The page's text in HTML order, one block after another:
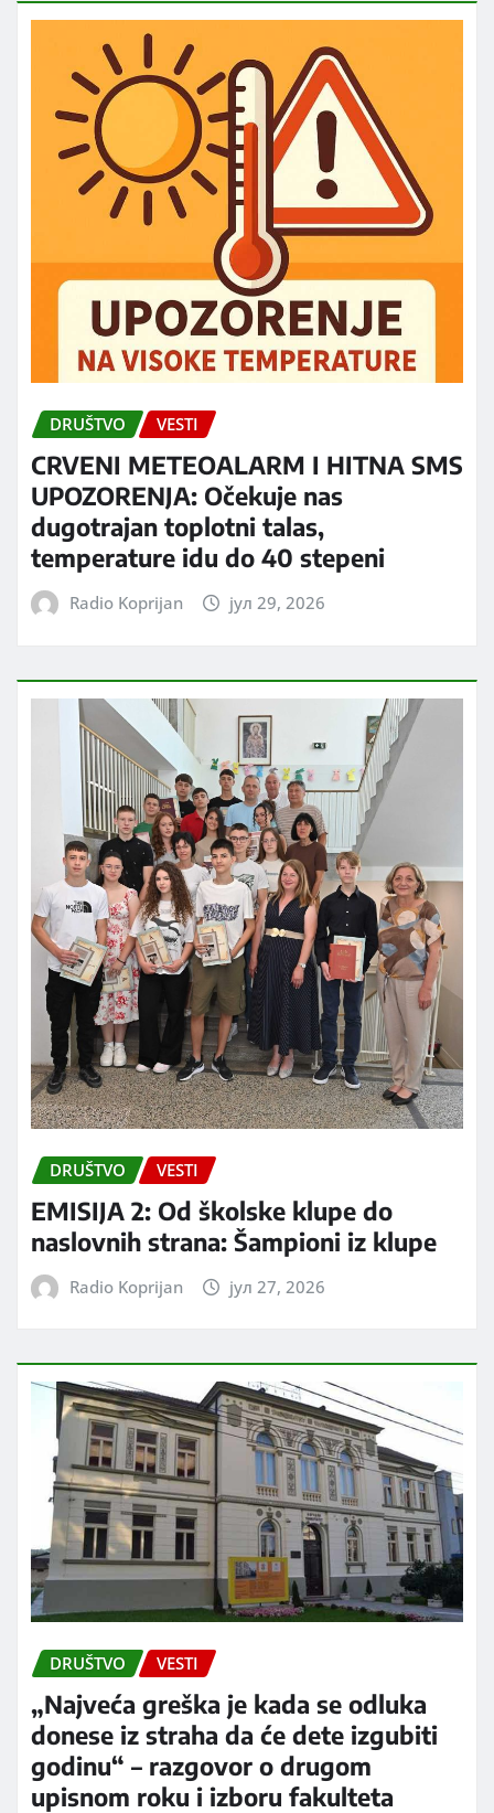
DRUŠTVO VESTI
CRVENI METEOALARM I HITNA SMS
UPOZORENJA: Očekuje nas
dugotrajan toplotni talas,
temperature idu do 40 stepeni
Radio Koprijan јул 29, 2026
DRUŠTVO VESTI
EMISIJA 2: Od školske klupe do
naslovnih strana: Šampioni iz klupe
Radio Koprijan јул 27, 2026
DRUŠTVO VESTI
„Najveća greška je kada se odluka
donese iz straha da će dete izgubiti
godinu“ – razgovor o drugom
upisnom roku i izboru fakulteta